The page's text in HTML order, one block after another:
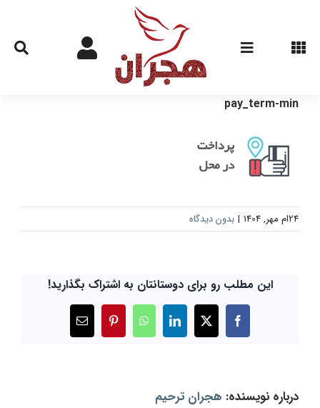
content
pay_term-min
24ام مهر, 1404 | بدون دیدگاه
این مطلب رو برای دوستانتان به اشتراک بگذارید!
Facebook
X
LinkedIn
WhatsApp
Pinterest
درباره نویسنده: هجران ترحیم